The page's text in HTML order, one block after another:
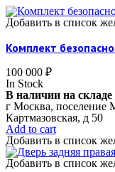
Добавить в список
Комплект
100 000 ₽
In Stock
В наличии на складе
г Москва, поселение
Картмазовская, д 50
Add to cart
Добавить в список
Добавить в список